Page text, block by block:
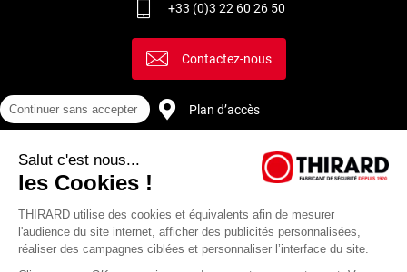
+33 (0)3 22 60 26 50
Contactez-nous
Plan d’accès
Continuer sans accepter
Salut c'est nous...
les Cookies !
THIRARD utilise des cookies et équivalents afin de mesurer
l'audience du site internet, afficher des publicités personnalisées,
réaliser des campagnes ciblées et personnaliser l’interface du site.